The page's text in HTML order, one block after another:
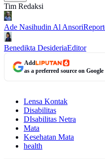
Tim Redaksi
Ade Nasihudin Al Ansori
Benedikta DesideriaEditor
Add
as a preferred source on Google
Lensa Kontak
Disabilitas
DIsabilitas Netra
Mata
Kesehatan Mata
health